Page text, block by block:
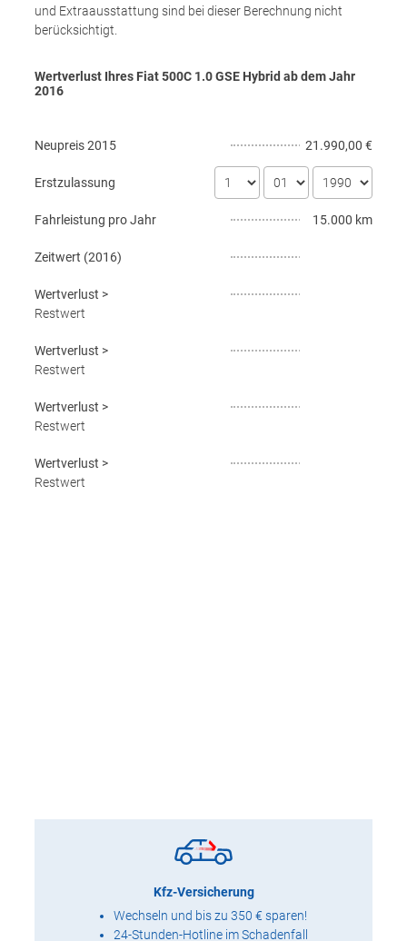
und Extraausstattung sind bei dieser Berechnung nicht
berücksichtigt.
Wertverlust Ihres Fiat 500C 1.0 GSE Hybrid ab dem Jahr
2016
Neupreis2015 21.990,00 €
Erstzulassung
Fahrleistung pro Jahr 15.000 km
Zeitwert (2016)
Wertverlust >
Restwert
Wertverlust >
Restwert
Wertverlust >
Restwert
Wertverlust >
Restwert
Kfz-Versicherung
Wechseln und bis zu 350 € sparen!
24-Stunden-Hotline im Schadenfall